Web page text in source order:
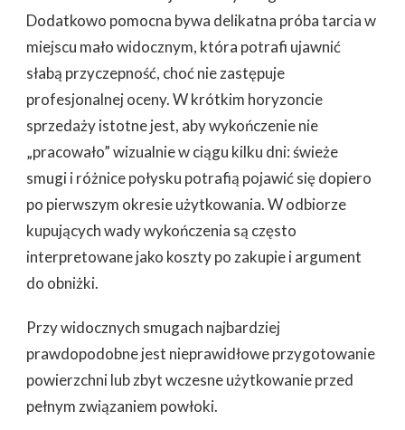
Dodatkowo pomocna bywa delikatna próba tarcia w
miejscu mało widocznym, która potrafi ujawnić
słabą przyczepność, choć nie zastępuje
profesjonalnej oceny. W krótkim horyzoncie
sprzedaży istotne jest, aby wykończenie nie
„pracowało” wizualnie w ciągu kilku dni: świeże
smugi i różnice połysku potrafią pojawić się dopiero
po pierwszym okresie użytkowania. W odbiorze
kupujących wady wykończenia są często
interpretowane jako koszty po zakupie i argument
do obniżki.
Przy widocznych smugach najbardziej
prawdopodobne jest nieprawidłowe przygotowanie
powierzchni lub zbyt wczesne użytkowanie przed
pełnym związaniem powłoki.